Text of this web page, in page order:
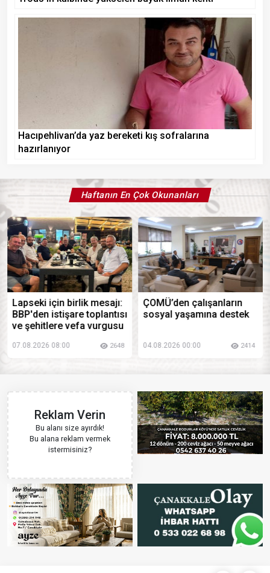
Hacıpehlivan’da yaz bereketi kış sofralarına
hazırlanıyor
Haftanın En Çok Okunanları
Lapseki için birlik mesajı:
BBP'den istişare toplantısı
ve şehitlere vefa vurgusu
07.08.2026 08:00 2648
ÇOMÜ’den çalışanların
sosyal yaşamına destek
04.08.2026 00:00 2414
Reklam Verin
Bu alanı size ayırdık!
Bu alana reklam vermek
istermisiniz?